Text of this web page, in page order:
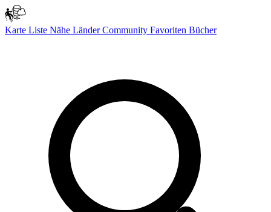
Karte Liste Nähe LänderCommunity Favoriten Bücher